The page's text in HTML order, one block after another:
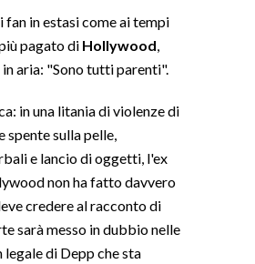
in estasi come ai tempi
pagato di Hollywood
aria: "Sono tutti parenti".
in una litania di violenze di
sulla pelle,
e lancio di oggetti, l'ex
non ha fatto davvero
credere al racconto di
sarà messo in dubbio nelle
di Depp che sta